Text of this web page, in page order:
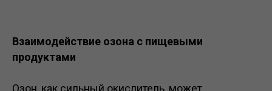
Взаимодействие озона с пищевыми
продуктами
Озон, как сильный окислитель, может